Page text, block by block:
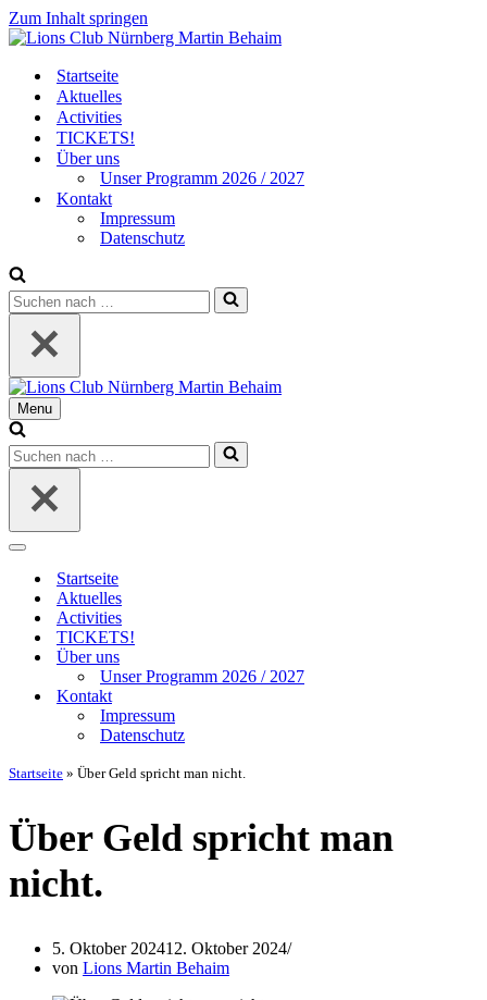
Zum Inhalt springen
Startseite
Aktuelles
Activities
TICKETS!
Über uns
Unser Programm 2026 / 2027
Kontakt
Impressum
Datenschutz
Suchen
nach …
Menu
Navigationsmenü
Suchen
nach …
Navigationsmenü
Startseite
Aktuelles
Activities
TICKETS!
Über uns
Unser Programm 2026 / 2027
Kontakt
Impressum
Datenschutz
Startseite » Über Geld spricht man nicht.
Über Geld spricht man
nicht.
5. Oktober 202412. Oktober 2024
von Lions Martin Behaim